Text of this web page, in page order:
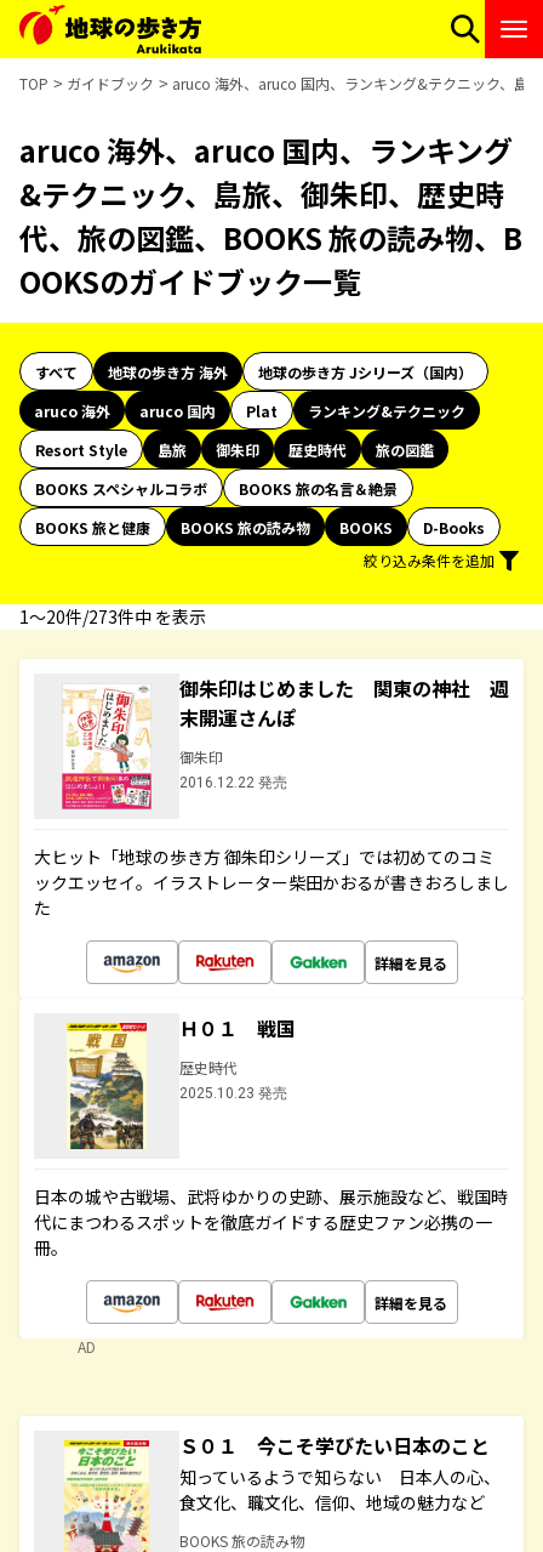
TOP ガイドブック aruco 海外、aruco 国内、ランキング&テクニック、島
aruco 海外、aruco 国内、ランキング
&テクニック、島旅、御朱印、歴史時
代、旅の図鑑、BOOKS 旅の読み物、B
OOKSのガイドブック一覧
すべて 地球の歩き方 海外
地球の歩き方 Jシリーズ（国内）
aruco 海外
aruco 国内 Plat
ランキング&テクニック
Resort Style
島旅 御朱印 歴史時代
旅の図鑑
BOOKS スペシャルコラボ
BOOKS 旅の名言＆絶景
BOOKS 旅と健康
BOOKS 旅の読み物 BOOKS
D-Books
絞り込み条件を追加
1〜20件/273件中 を表示
御朱印はじめました 関東の神社 週
末開運さんぽ
御朱印
2016.12.22 発売
大ヒット「地球の歩き方 御朱印シリーズ」では初めてのコミ
ックエッセイ。イラストレーター柴田かおるが書きおろしまし
た
詳細を見る
Ｈ０１ 戦国
歴史時代
2025.10.23 発売
日本の城や古戦場、武将ゆかりの史跡、展示施設など、戦国時
代にまつわるスポットを徹底ガイドする歴史ファン必携の一
冊。
詳細を見る
AD
Ｓ０１ 今こそ学びたい日本のこと
知っているようで知らない 日本人の心、
食文化、職文化、信仰、地域の魅力など
BOOKS 旅の読み物